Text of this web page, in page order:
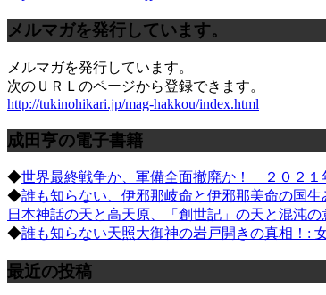
メルマガを発行しています。
メルマガを発行しています。
次のＵＲＬのページから登録できます。
http://tukinohikari.jp/mag-hakkou/index.html
成田亨の電子書籍
◆世界最終戦争か、軍備全面撤廃か！ ２０２１
◆誰も知らない、伊邪那岐命と伊邪那美命の国
日本神話の天と高天原、「創世記」の天と混沌
◆誰も知らない天照大御神の岩戸開きの真相！:
最近の投稿